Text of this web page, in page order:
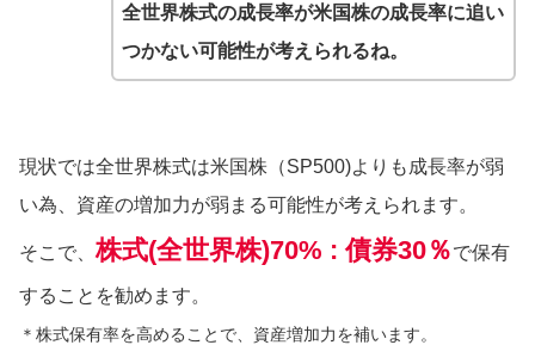
全世界株式の成長率が米国株の成長率に追い
つかない可能性が考えられるね。
現状では全世界株式は米国株（SP500)よりも成長率が弱
い為、資産の増加力が弱まる可能性が考えられます。
そこで、株式(全世界株)70% : 債券30％で保有
することを勧めます。
＊株式保有率を高めることで、資産増加力を補います。